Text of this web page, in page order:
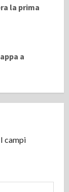
la prima
a
I campi